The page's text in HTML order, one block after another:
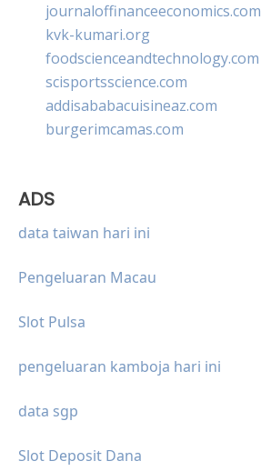
journaloffinanceeconomics.com
kvk-kumari.org
foodscienceandtechnology.com
scisportsscience.com
addisababacuisineaz.com
burgerimcamas.com
ADS
data taiwan hari ini
Pengeluaran Macau
Slot Pulsa
pengeluaran kamboja hari ini
data sgp
Slot Deposit Dana